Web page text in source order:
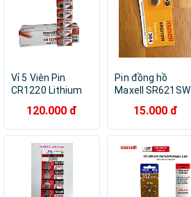
Vỉ 5 Viên Pin
CR1220 Lithium
Japan siêu bền -
hàng nhập khẩu
120.000 đ
Pin đồng hồ
Maxell SR621SW
15.000 đ